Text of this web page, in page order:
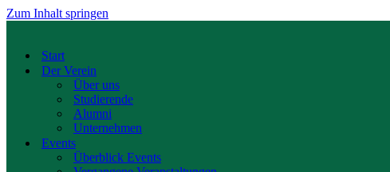
Zum Inhalt springen
Start
Der Verein
Über uns
Studierende
Alumni
Unternehmen
Events
Überblick Events